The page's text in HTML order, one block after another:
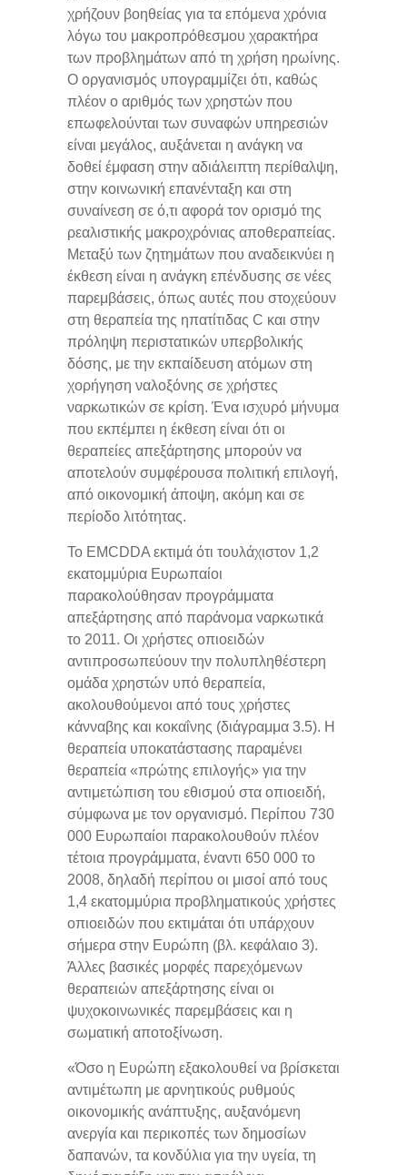
χρήζουν βοηθείας για τα επόμενα χρόνια
λόγω του μακροπρόθεσμου χαρακτήρα
των προβλημάτων από τη χρήση ηρωίνης.
Ο οργανισμός υπογραμμίζει ότι, καθώς
πλέον ο αριθμός των χρηστών που
επωφελούνται των συναφών υπηρεσιών
είναι μεγάλος, αυξάνεται η ανάγκη να
δοθεί έμφαση στην αδιάλειπτη περίθαλψη,
στην κοινωνική επανένταξη και στη
συναίνεση σε ό,τι αφορά τον ορισμό της
ρεαλιστικής μακροχρόνιας αποθεραπείας.
Μεταξύ των ζητημάτων που αναδεικνύει η
έκθεση είναι η ανάγκη επένδυσης σε νέες
παρεμβάσεις, όπως αυτές που στοχεύουν
στη θεραπεία της ηπατίτιδας C και στην
πρόληψη περιστατικών υπερβολικής
δόσης, με την εκπαίδευση ατόμων στη
χορήγηση ναλοξόνης σε χρήστες
ναρκωτικών σε κρίση. Ένα ισχυρό μήνυμα
που εκπέμπει η έκθεση είναι ότι οι
θεραπείες απεξάρτησης μπορούν να
αποτελούν συμφέρουσα πολιτική επιλογή,
από οικονομική άποψη, ακόμη και σε
περίοδο λιτότητας.
Το EMCDDA εκτιμά ότι τουλάχιστον 1,2
εκατομμύρια Ευρωπαίοι
παρακολούθησαν προγράμματα
απεξάρτησης από παράνομα ναρκωτικά
το 2011. Οι χρήστες οπιοειδών
αντιπροσωπεύουν την πολυπληθέστερη
ομάδα χρηστών υπό θεραπεία,
ακολουθούμενοι από τους χρήστες
κάνναβης και κοκαΐνης (διάγραμμα 3.5). Η
θεραπεία υποκατάστασης παραμένει
θεραπεία «πρώτης επιλογής» για την
αντιμετώπιση του εθισμού στα οπιοειδή,
σύμφωνα με τον οργανισμό. Περίπου 730
000 Ευρωπαίοι παρακολουθούν πλέον
τέτοια προγράμματα, έναντι 650 000 το
2008, δηλαδή περίπου οι μισοί από τους
1,4 εκατομμύρια προβληματικούς χρήστες
οπιοειδών που εκτιμάται ότι υπάρχουν
σήμερα στην Ευρώπη (βλ. κεφάλαιο 3).
Άλλες βασικές μορφές παρεχόμενων
θεραπειών απεξάρτησης είναι οι
ψυχοκοινωνικές παρεμβάσεις και η
σωματική αποτοξίνωση.
«Όσο η Ευρώπη εξακολουθεί να βρίσκεται
αντιμέτωπη με αρνητικούς ρυθμούς
οικονομικής ανάπτυξης, αυξανόμενη
ανεργία και περικοπές των δημοσίων
δαπανών, τα κονδύλια για την υγεία, τη